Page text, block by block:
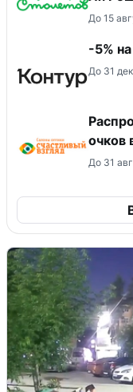
До 15
-5%
До 31
очков
До 31